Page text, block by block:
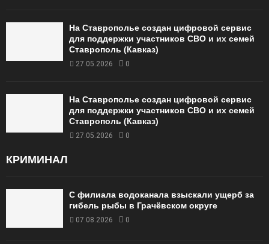
На Ставрополье создан цифровой сервис
для поддержки участников СВО и их семей
Ставрополь (Кавказ)
27.05.2026 0
На Ставрополье создан цифровой сервис
для поддержки участников СВО и их семей
Ставрополь (Кавказ)
27.05.2026 0
КРИМИНАЛ
С филиала водоканала взыскали ущерб за
гибель рыбы в Грачёвском округе
07.08.2026 0